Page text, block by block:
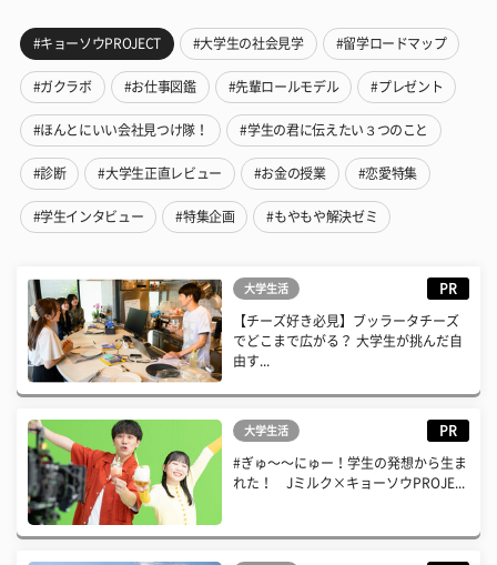
#キョーソウPROJECT #大学生の社会見学 #留学ロードマップ
#ガクラボ #お仕事図鑑 #先輩ロールモデル #プレゼント
#ほんとにいい会社見つけ隊！ #学生の君に伝えたい３つのこと
#診断 #大学生正直レビュー #お金の授業 #恋愛特集
#学生インタビュー #特集企画 #もやもや解決ゼミ
大学生活 PR
【チーズ好き必見】ブッラータチーズ
でどこまで広がる？ 大学生が挑んだ自
由す...
大学生活 PR
#ぎゅ〜〜にゅー！学生の発想から生ま
れた！ Jミルク×キョーソウPROJE...